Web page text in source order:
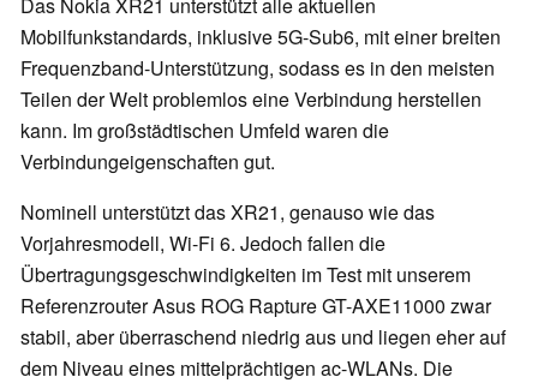
Mobilfunkstandards, inklusive 5G-Sub6, mit einer breiten
Frequenzband-Unterstützung, sodass es in den meisten
Teilen der Welt problemlos eine Verbindung herstellen
kann. Im großstädtischen Umfeld waren die
Verbindungeigenschaften gut.
Nominell unterstützt das XR21, genauso wie das
Vorjahresmodell, Wi-Fi 6. Jedoch fallen die
Übertragungsgeschwindigkeiten im Test mit unserem
Referenzrouter Asus ROG Rapture GT-AXE11000 zwar
stabil, aber überraschend niedrig aus und liegen eher auf
dem Niveau eines mittelprächtigen ac-WLANs. Die